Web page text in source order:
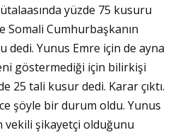
yüzde 75 kusuru
Somali Cumhurbaşkanın
dedi. Yunus Emre için de ayna
göstermediği için bilirkişi
25 tali kusur dedi. Karar çıktı.
şöyle bir durum oldu. Yunus
vekili şikayetçi olduğunu